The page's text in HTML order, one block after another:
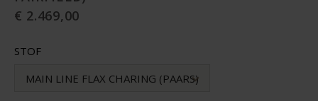
€ 2.469,00
STOF
MAIN LINE FLAX CHARING (PAARS)